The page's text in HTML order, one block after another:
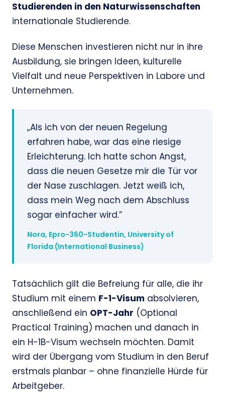
Studierenden in den Naturwissenschaften
internationale Studierende.
Diese Menschen investieren nicht nur in ihre
Ausbildung, sie bringen Ideen, kulturelle
Vielfalt und neue Perspektiven in Labore und
Unternehmen.
„Als ich von der neuen Regelung
erfahren habe, war das eine riesige
Erleichterung. Ich hatte schon Angst,
dass die neuen Gesetze mir die Tür vor
der Nase zuschlagen. Jetzt weiß ich,
dass mein Weg nach dem Abschluss
sogar einfacher wird.”
Nora, Epro-360-Studentin, University of
Florida (International Business)
Tatsächlich gilt die Befreiung für alle, die ihr
Studium mit einem F-1-Visum absolvieren,
anschließend ein OPT-Jahr (Optional
Practical Training) machen und danach in
ein H-1B-Visum wechseln möchten. Damit
wird der Übergang vom Studium in den Beruf
erstmals planbar – ohne finanzielle Hürde für
Arbeitgeber.